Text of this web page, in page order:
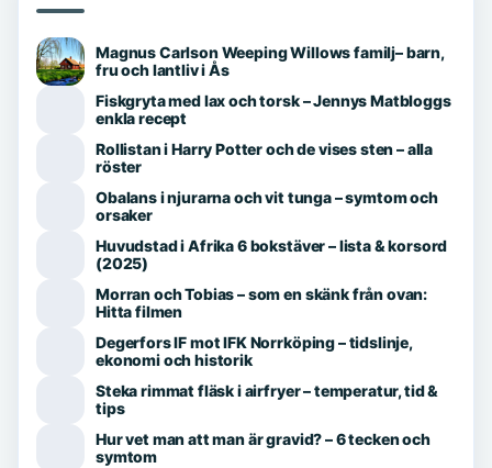
Magnus Carlson Weeping Willows familj– barn,
fru och lantliv i Ås
Fiskgryta med lax och torsk – Jennys Matbloggs
enkla recept
Rollistan i Harry Potter och de vises sten – alla
röster
Obalans i njurarna och vit tunga – symtom och
orsaker
Huvudstad i Afrika 6 bokstäver – lista & korsord
(2025)
Morran och Tobias – som en skänk från ovan:
Hitta filmen
Degerfors IF mot IFK Norrköping – tidslinje,
ekonomi och historik
Steka rimmat fläsk i airfryer – temperatur, tid &
tips
Hur vet man att man är gravid? – 6 tecken och
symtom